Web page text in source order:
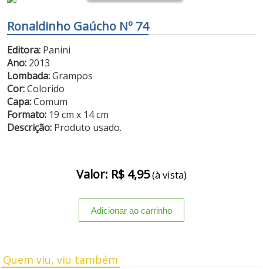
Ronaldinho Gaúcho Nº 74
Editora: Panini
Ano: 2013
Lombada:Grampos
Cor:Colorido
Capa:Comum
Formato: 19 cm x 14 cm
Descrição: Produto usado.
Valor: R$ 4,95(à vista)
Quem viu, viu também